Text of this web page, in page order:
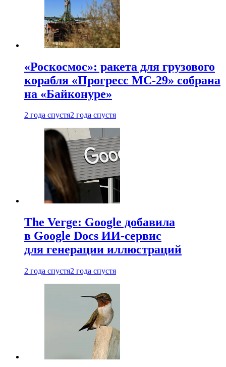
«Роскосмос»: ракета для грузового
корабля «Прогресс МС-29» собрана
на «Байконуре»
2 года спустя2 года спустя
The Verge: Google добавила
в Google Docs ИИ-сервис
для генерации иллюстраций
2 года спустя2 года спустя